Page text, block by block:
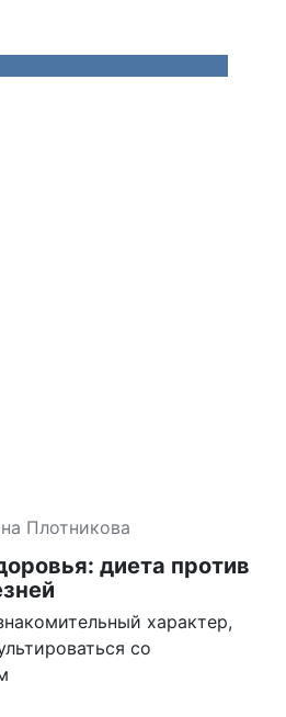
Плотникова
диета против
характер,
со